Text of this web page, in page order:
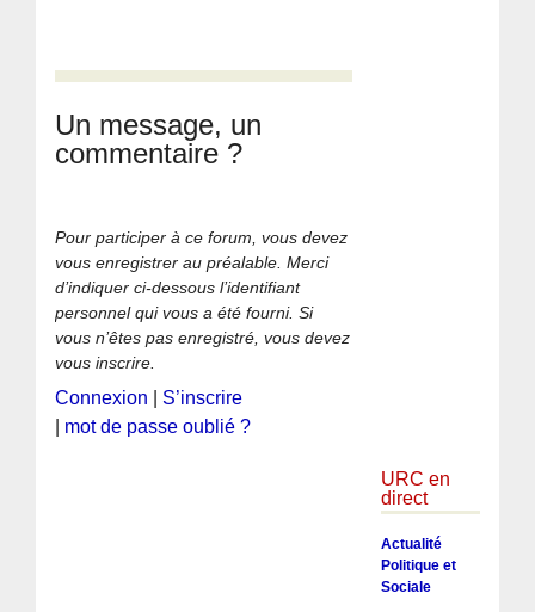
Un message, un
commentaire ?
Pour participer à ce forum, vous devez
vous enregistrer au préalable. Merci
d’indiquer ci-dessous l’identifiant
personnel qui vous a été fourni. Si
vous n’êtes pas enregistré, vous devez
vous inscrire.
Connexion
S’inscrire
mot de passe oublié ?
URC en
direct
Actualité
Politique et
Sociale